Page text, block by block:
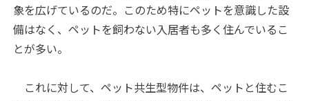
象を広げているのだ。このため特にペットを意識した設
備はなく、ペットを飼わない入居者も多く住んでいるこ
とが多い。
これに対して、ペット共生型物件は、ペットと住むこ